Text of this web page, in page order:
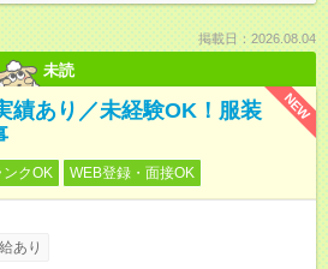
掲載日：2026.08.04
未読
NEW
績あり／未経験OK！服装
ンクOK WEB登録・面接OK
あり